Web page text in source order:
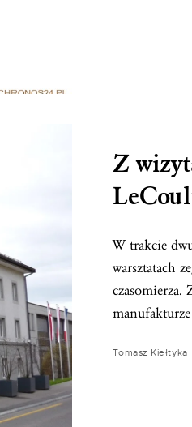
Z
W trakcie
warsztatach
czasomierza.
manufakturze
Tomasz Kiełtyka